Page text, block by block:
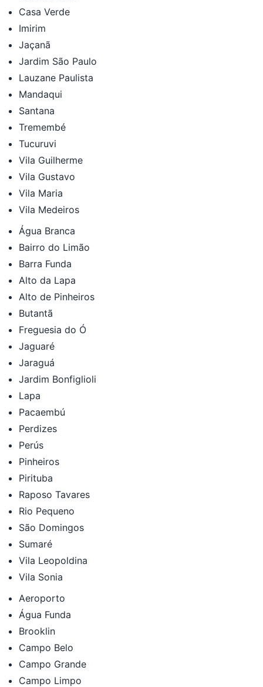
Casa Verde
Imirim
Jaçanã
Jardim São Paulo
Lauzane Paulista
Mandaqui
Santana
Tremembé
Tucuruvi
Vila Guilherme
Vila Gustavo
Vila Maria
Vila Medeiros
Água Branca
Bairro do Limão
Barra Funda
Alto da Lapa
Alto de Pinheiros
Butantã
Freguesia do Ó
Jaguaré
Jaraguá
Jardim Bonfiglioli
Lapa
Pacaembú
Perdizes
Perús
Pinheiros
Pirituba
Raposo Tavares
Rio Pequeno
São Domingos
Sumaré
Vila Leopoldina
Vila Sonia
Aeroporto
Água Funda
Brooklin
Campo Belo
Campo Grande
Campo Limpo